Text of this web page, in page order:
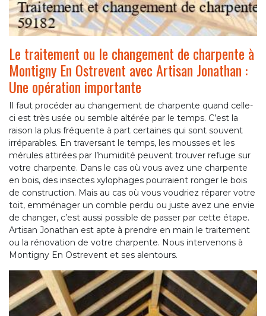
Le traitement ou le changement de charpente à
Montigny En Ostrevent avec Artisan Jonathan :
Une opération importante
Il faut procéder au changement de charpente quand celle-
ci est très usée ou semble altérée par le temps. C’est la
raison la plus fréquente à part certaines qui sont souvent
irréparables. En traversant le temps, les mousses et les
mérules attirées par l’humidité peuvent trouver refuge sur
votre charpente. Dans le cas où vous avez une charpente
en bois, des insectes xylophages pourraient ronger le bois
de construction. Mais au cas où vous voudriez réparer votre
toit, emménager un comble perdu ou juste avez une envie
de changer, c’est aussi possible de passer par cette étape.
Artisan Jonathan est apte à prendre en main le traitement
ou la rénovation de votre charpente. Nous intervenons à
Montigny En Ostrevent et ses alentours.